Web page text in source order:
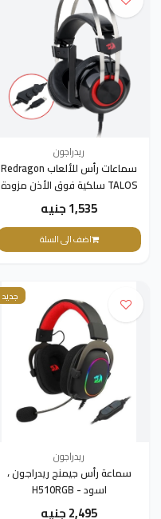
ريدراجون
سماعات رأس للألعاب Redragon
TALOS سلكية فوق الأذن مزودة
بميكروفون، لون أسود - H601
1,535 جنيه
اضف الى السلة
جديد
ريدراجون
سماعة رأس جيمنج ريدراجون ،
اسود - H510RGB
2,495 جنيه